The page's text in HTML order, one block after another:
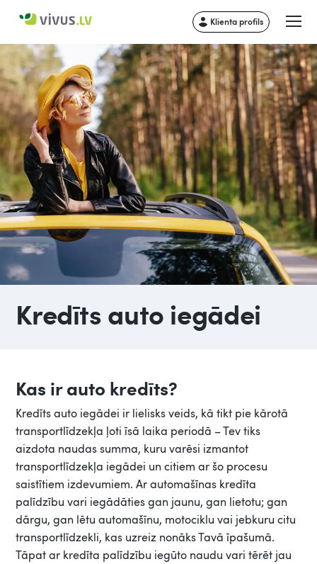
Klienta profils
Kredīts auto iegādei
Kas ir auto kredīts?
Kredīts auto iegādei ir lielisks veids, kā tikt pie kārotā
transportlīdzekļa ļoti īsā laika periodā – Tev tiks
aizdota naudas summa, kuru varēsi izmantot
transportlīdzekļa iegādei un citiem ar šo procesu
saistītiem izdevumiem. Ar automašīnas kredīta
palīdzību vari iegādāties gan jaunu, gan lietotu; gan
dārgu, gan lētu automašīnu, motociklu vai jebkuru citu
transportlīdzekli, kas uzreiz nonāks Tavā īpašumā.
Tāpat ar kredīta palīdzību iegūto naudu vari tērēt jau